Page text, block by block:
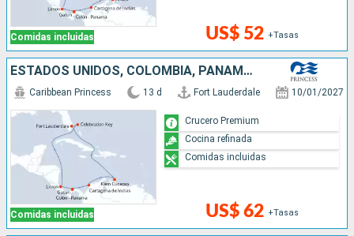
Comidas incluidas US$ 52 +Tasas
ESTADOS UNIDOS, COLOMBIA, PANAMÁ, COSTA RICA, BAHAMAS
Comidas incluidas
Caribbean Princess 13 d Fort Lauderdale 10/01/2027
US$ 62 +Tasas
Crucero Premium
Cocina refinada
Comidas incluidas